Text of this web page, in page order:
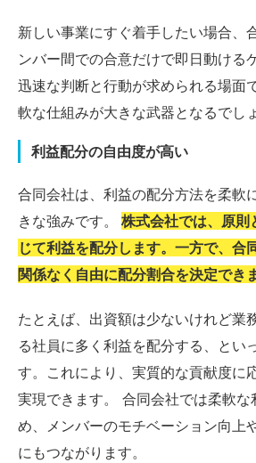
新しい事業にすぐ着手したい場合、
ンバー間での合意だけで即日動ける
迅速な判断と行動が求められる場面
軟な仕組みが大きな武器となるでしょ
利益配分の自由度が高い
合同会社は、利益の配分方法を柔軟
きな強みです。
株式会社では、原則
じて利益を配分します。一方で、合
関係なく自由に配分割合を決定でき
たとえば、出資額は少ないけれど業
る社員に多く利益を配分する、とい
す。これにより、実質的な貢献度に
実現できます。 合同会社では柔軟な
め、メンバーのモチベーション向上
にもつながります。